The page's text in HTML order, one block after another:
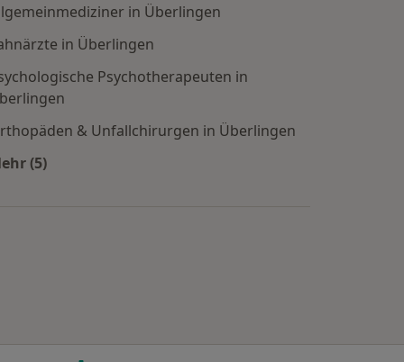
in Überlingen
in Überlingen
Psychotherapeuten in
& Unfallchirurgen in Überlingen
(5)